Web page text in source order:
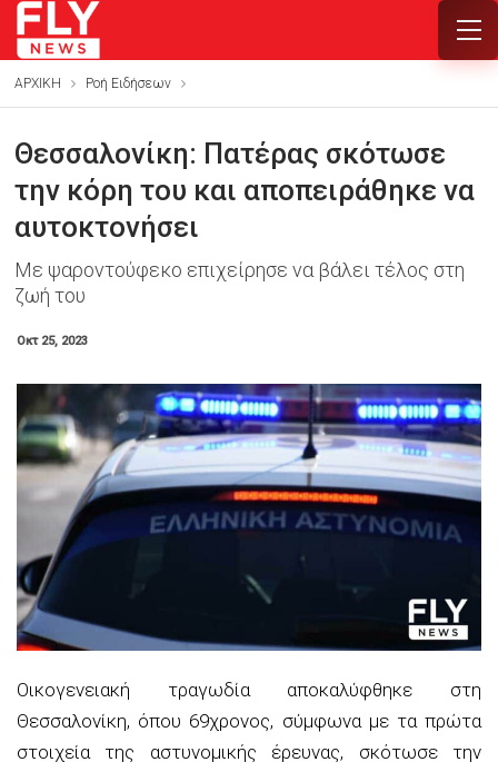
ΑΡΧΙΚΗ Ροή Ειδήσεων
Θεσσαλονίκη: Πατέρας σκότωσε
την κόρη του και αποπειράθηκε να
αυτοκτονήσει
Με ψαροντούφεκο επιχείρησε να βάλει τέλος στη
ζωή του
Οκτ 25, 2023
Οικογενειακή τραγωδία αποκαλύφθηκε στη
Θεσσαλονίκη, όπου 69χρονος, σύμφωνα με τα πρώτα
στοιχεία της αστυνομικής έρευνας, σκότωσε την